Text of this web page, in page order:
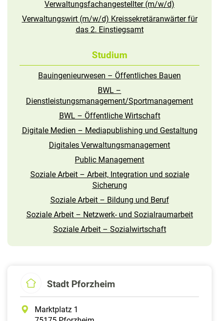
Verwaltungsfachangestellter (m/w/d)
Verwaltungswirt (m/w/d) Kreissekretäranwärter für
das 2. Einstiegsamt
Studium
Bauingenieurwesen – Öffentliches Bauen
BWL –
Dienstleistungsmanagement/Sportmanagement
BWL – Öffentliche Wirtschaft
Digitale Medien – Mediapublishing und Gestaltung
Digitales Verwaltungsmanagement
Public Management
Soziale Arbeit – Arbeit, Integration und soziale
Sicherung
Soziale Arbeit – Bildung und Beruf
Soziale Arbeit – Netzwerk- und Sozialraumarbeit
Soziale Arbeit – Sozialwirtschaft
Stadt Pforzheim
Marktplatz 1